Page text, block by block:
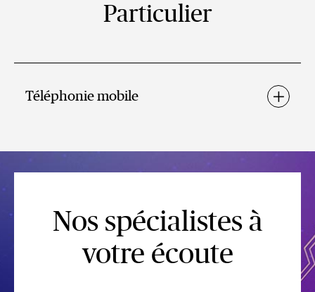
Particulier
Téléphonie mobile
Nos spécialistes à
votre écoute